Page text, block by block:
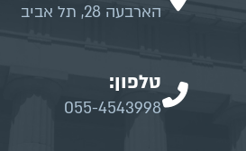
הארבעה 28, תל אביב
טלפון:
055-4543998